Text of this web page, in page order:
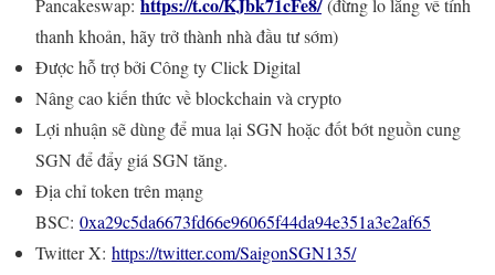
Pancakeswap: https://t.co/KJbk71cFe8/(đừng lo lắng về tính
thanh khoản, hãy trở thành nhà đầu tư sớm)
Được hỗ trợ bởi Công ty Click Digital
Nâng cao kiến thức về blockchain và crypto
Lợi nhuận sẽ dùng để mua lại SGN hoặc đốt bớt nguồn cung
SGN để đẩy giá SGN tăng.
Địa chỉ token trên mạng
BSC: 0xa29c5da6673fd66e96065f44da94e351a3e2af65
Twitter X: https://twitter.com/SaigonSGN135/